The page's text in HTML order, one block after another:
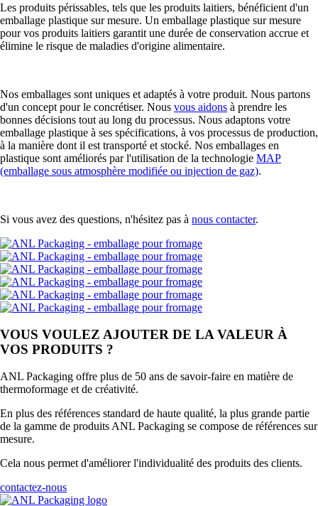
Les produits périssables, tels que les produits laitiers, bénéficient d'un
emballage plastique sur mesure. Un emballage plastique sur mesure
pour vos produits laitiers garantit une durée de conservation accrue et
élimine le risque de maladies d'origine alimentaire.
Nos emballages sont uniques et adaptés à votre produit. Nous partons
d'un concept pour le concrétiser. Nous vous aidons à prendre les
bonnes décisions tout au long du processus. Nous adaptons votre
emballage plastique à ses spécifications, à vos processus de production,
à la manière dont il est transporté et stocké. Nos emballages en
plastique sont améliorés par l'utilisation de la technologie MAP
(emballage sous atmosphère modifiée ou injection de gaz).
Si vous avez des questions, n'hésitez pas à nous contacter.
VOUS VOULEZ AJOUTER DE LA VALEUR À
VOS PRODUITS ?
ANL Packaging offre plus de 50 ans de savoir-faire en matière de
thermoformage et de créativité.
En plus des références standard de haute qualité, la plus grande partie
de la gamme de produits ANL Packaging se compose de références sur
mesure.
Cela nous permet d'améliorer l'individualité des produits des clients.
contactez-nous